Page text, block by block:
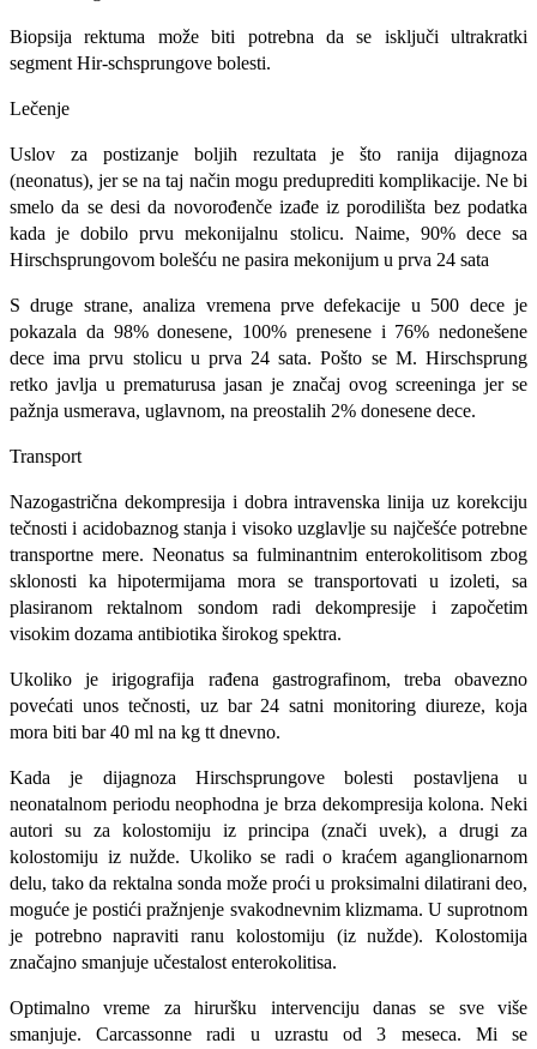
Biopsija rektuma može biti potrebna da se isključi ultrakratki
segment Hir-schsprungove bolesti.
Lečenje
Uslov za postizanje boljih rezultata je što ranija dijagnoza
(neonatus), jer se na taj način mogu preduprediti komplikacije. Ne bi
smelo da se desi da novorođenče izađe iz porodilišta bez podatka
kada je dobilo prvu mekonijalnu stolicu. Naime, 90% dece sa
Hirschsprungovom bolešću ne pasira mekonijum u prva 24 sata
S druge strane, analiza vremena prve defekacije u 500 dece je
pokazala da 98% donesene, 100% prenesene i 76% nedonešene
dece ima prvu stolicu u prva 24 sata. Pošto se M. Hirschsprung
retko javlja u prematurusa jasan je značaj ovog screeninga jer se
pažnja usmerava, uglavnom, na preostalih 2% donesene dece.
Transport
Nazogastrična dekompresija i dobra intravenska linija uz korekciju
tečnosti i acidobaznog stanja i visoko uzglavlje su najčešće potrebne
transportne mere. Neonatus sa fulminantnim enterokolitisom zbog
sklonosti ka hipotermijama mora se transportovati u izoleti, sa
plasiranom rektalnom sondom radi dekompresije i započetim
visokim dozama antibiotika širokog spektra.
Ukoliko je irigografija rađena gastrografinom, treba obavezno
povećati unos tečnosti, uz bar 24 satni monitoring diureze, koja
mora biti bar 40 ml na kg tt dnevno.
Kada je dijagnoza Hirschsprungove bolesti postavljena u
neonatalnom periodu neophodna je brza dekompresija kolona. Neki
autori su za kolostomiju iz principa (znači uvek), a drugi za
kolostomiju iz nužde. Ukoliko se radi o kraćem aganglionarnom
delu, tako da rektalna sonda može proći u proksimalni dilatirani deo,
moguće je postići pražnjenje svakodnevnim klizmama. U suprotnom
je potrebno napraviti ranu kolostomiju (iz nužde). Kolostomija
značajno smanjuje učestalost enterokolitisa.
Optimalno vreme za hiruršku intervenciju danas se sve više
smanjuje. Carcas­sonne radi u uzrastu od 3 meseca. Mi se